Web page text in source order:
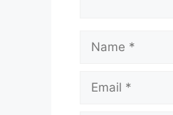
Name
Email